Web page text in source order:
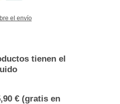
el envío
tienen el
€ (gratis en